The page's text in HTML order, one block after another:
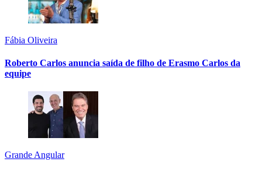
Fábia Oliveira
Roberto Carlos anuncia saída de filho de Erasmo Carlos da
equipe
Grande Angular